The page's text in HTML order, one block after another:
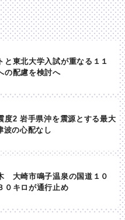
と東北大学入試が重なる１１
の配慮を検討へ
度2 岩手県沖を震源とする最大
波の心配なし
大崎市鳴子温泉の国道１０
キロが通行止め